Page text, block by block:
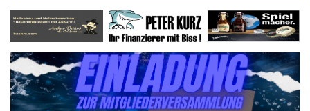
Kontaktformular
UNSERE SPORTHALLEN
Training & Termine
DIENSTE (SR/KG/VK)